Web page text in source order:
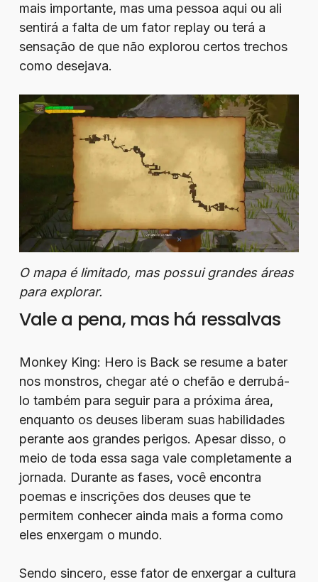
mais importante, mas uma pessoa aqui ou ali
sentirá a falta de um fator replay ou terá a
sensação de que não explorou certos trechos
como desejava.
O mapa é limitado, mas possui grandes áreas
para explorar.
Vale a pena, mas há ressalvas
Monkey King: Hero is Back se resume a bater
nos monstros, chegar até o chefão e derrubá-
lo também para seguir para a próxima área,
enquanto os deuses liberam suas habilidades
perante aos grandes perigos. Apesar disso, o
meio de toda essa saga vale completamente a
jornada. Durante as fases, você encontra
poemas e inscrições dos deuses que te
permitem conhecer ainda mais a forma como
eles enxergam o mundo.
Sendo sincero, esse fator de enxergar a cultura